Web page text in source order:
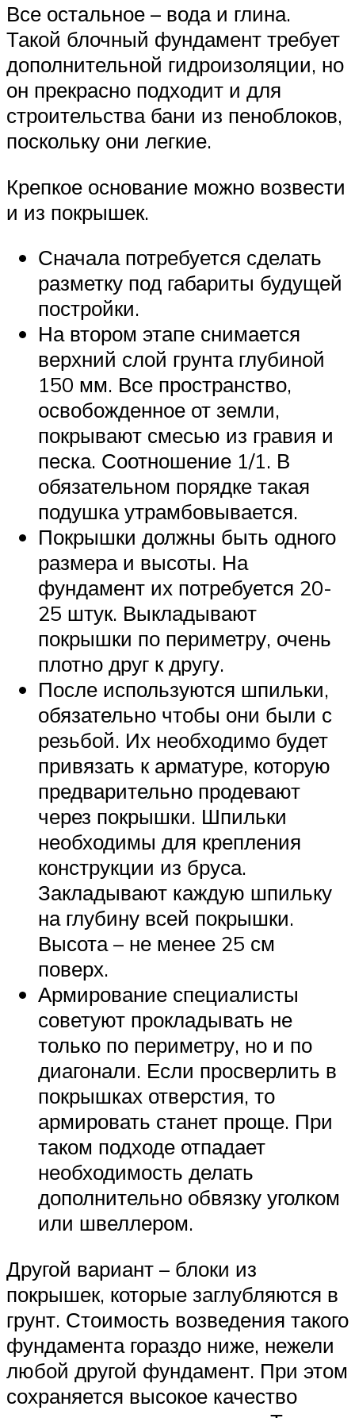
Все остальное – вода и глина.
Такой блочный фундамент требует
дополнительной гидроизоляции, но
он прекрасно подходит и для
строительства бани из пеноблоков,
поскольку они легкие.
Крепкое основание можно возвести
и из покрышек.
Сначала потребуется сделать
разметку под габариты будущей
постройки.
На втором этапе снимается
верхний слой грунта глубиной
150 мм. Все пространство,
освобожденное от земли,
покрывают смесью из гравия и
песка. Соотношение 1/1. В
обязательном порядке такая
подушка утрамбовывается.
Покрышки должны быть одного
размера и высоты. На
фундамент их потребуется 20-
25 штук. Выкладывают
покрышки по периметру, очень
плотно друг к другу.
После используются шпильки,
обязательно чтобы они были с
резьбой. Их необходимо будет
привязать к арматуре, которую
предварительно продевают
через покрышки. Шпильки
необходимы для крепления
конструкции из бруса.
Закладывают каждую шпильку
на глубину всей покрышки.
Высота – не менее 25 см
поверх.
Армирование специалисты
советуют прокладывать не
только по периметру, но и по
диагонали. Если просверлить в
покрышках отверстия, то
армировать станет проще. При
таком подходе отпадает
необходимость делать
дополнительно обвязку уголком
или швеллером.
Другой вариант – блоки из
покрышек, которые заглубляются в
грунт. Стоимость возведения такого
фундамента гораздо ниже, нежели
любой другой фундамент. При этом
сохраняется высокое качество